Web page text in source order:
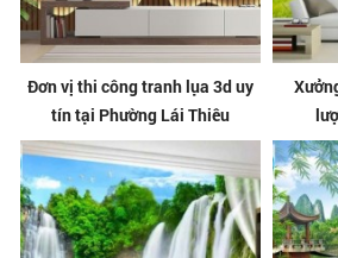
Đơn vị thi công tranh lụa 3d uy
tín tại Phường Lái Thiêu